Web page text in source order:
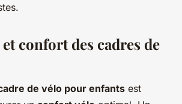
confort des cadres de
de vélo pour enfants est